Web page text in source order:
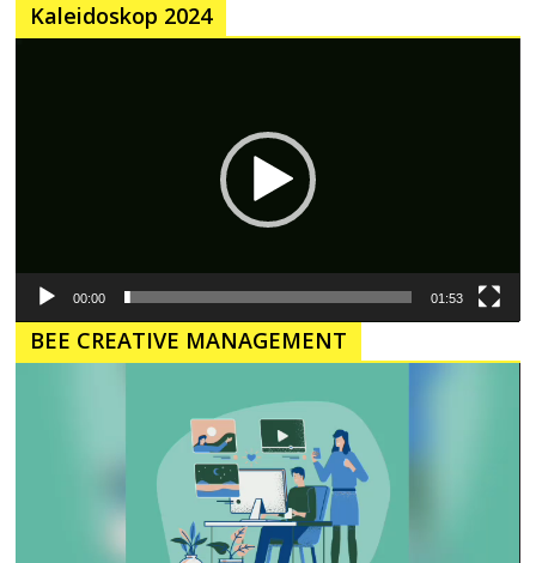
Kaleidoskop 2024
00:00 01:53
BEE CREATIVE MANAGEMENT